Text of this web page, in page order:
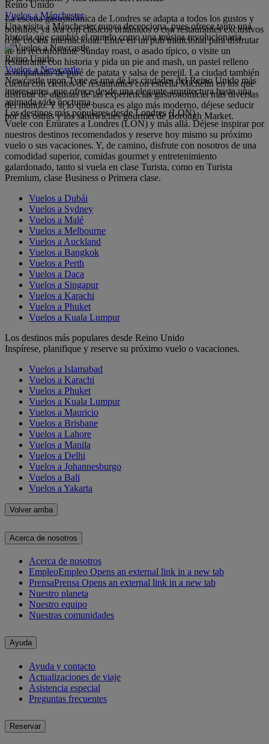
La escena gastronómica de Londres se adapta a todos los gustos y
bolsillos, ya sea con clásicos británicos o con restaurantes exclusivos
o de cocina internacional. Entre en un pub tradicional para disfrutar
de un reconfortante Sunday roast, o asado típico, o visite un
restaurante con historia y pida un pie and mash, un pastel relleno
acompañado de puré de patata y salsa de perejil. La ciudad también
cuenta con cientos de restaurantes con estrella Michelin en los que
disfrutar de algunas de las experiencias gastronómicas más diversas
del mundo. Y si lo que busca es algo más moderno, déjese seducir
por las ostras y los sándwiches gourmet de Borough Market.
Reino Unido
Vuelos a Mánchester
Una visita a Mánchester nunca decepciona, pues ofrece tanto una
historia que cambió el mundo como una música revolucionaria.
Reino Unido
Vuelos a Newcastle
Newcastle upon Tyne es una de las ciudades del Reino Unido más
interesantes, que ofrece desde una elegante arquitectura hasta una
animada vida nocturna.
Los destinos más populares desde Londres (LON)
Vuele con Emirates a Londres (LON) y más allá. Déjese inspirar por
nuestros destinos recomendados y reserve hoy mismo su próximo
vuelo o sus vacaciones. Y, de camino, disfrute con nosotros de una
comodidad superior, comidas gourmet y entretenimiento
galardonado, tanto si vuela en clase Turista, como en Turista
Premium, clase Business o Primera clase.
Vuelos a Dubái
Vuelos a Sydney
Vuelos a Malé
Vuelos a Melbourne
Vuelos a Auckland
Vuelos a Bangkok
Vuelos a Perth
Vuelos a Daca
Vuelos a Singapur
Vuelos a Karachi
Vuelos a Phuket
Vuelos a Kuala Lumpur
Los destinos más populares desde Reino Unido
Inspírese, planifique y reserve su próximo vuelo o vacaciones.
Vuelos a Islamabad
Vuelos a Karachi
Vuelos a Phuket
Vuelos a Kuala Lumpur
Vuelos a Mauricio
Vuelos a Brisbane
Vuelos a Lahore
Vuelos a Manila
Vuelos a Delhi
Vuelos a Johannesburgo
Vuelos a Bali
Vuelos a Yakarta
Volver arriba
Acerca de nosotros
Acerca de nosotros
EmpleoEmpleo Opens an external link in a new tab
PrensaPrensa Opens an external link in a new tab
Nuestro planeta
Nuestro equipo
Nuestras comunidades
Ayuda
Ayuda y contacto
Actualizaciones de viaje
Asistencia especial
Preguntas frecuentes
Reservar